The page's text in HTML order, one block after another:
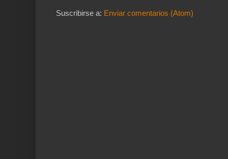
Suscribirse a: Enviar comentarios (Atom)